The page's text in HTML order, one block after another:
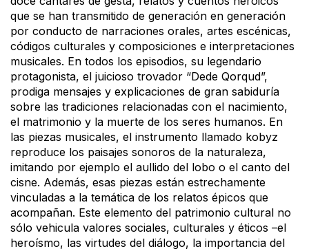
que se han transmitido de generación en generación
por conducto de narraciones orales, artes escénicas,
códigos culturales y composiciones e interpretaciones
musicales. En todos los episodios, su legendario
protagonista, el juicioso trovador “Dede Qorqud”,
prodiga mensajes y explicaciones de gran sabiduría
sobre las tradiciones relacionadas con el nacimiento,
el matrimonio y la muerte de los seres humanos. En
las piezas musicales, el instrumento llamado kobyz
reproduce los paisajes sonoros de la naturaleza,
imitando por ejemplo el aullido del lobo o el canto del
cisne. Además, esas piezas están estrechamente
vinculadas a la temática de los relatos épicos que
acompañan. Este elemento del patrimonio cultural no
sólo vehicula valores sociales, culturales y éticos –el
heroísmo, las virtudes del diálogo, la importancia del